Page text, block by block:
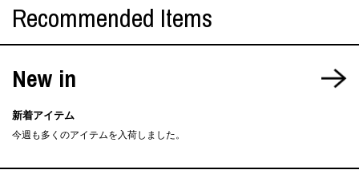
Recommended Items
New in
新着アイテム
今週も多くのアイテムを入荷しました。